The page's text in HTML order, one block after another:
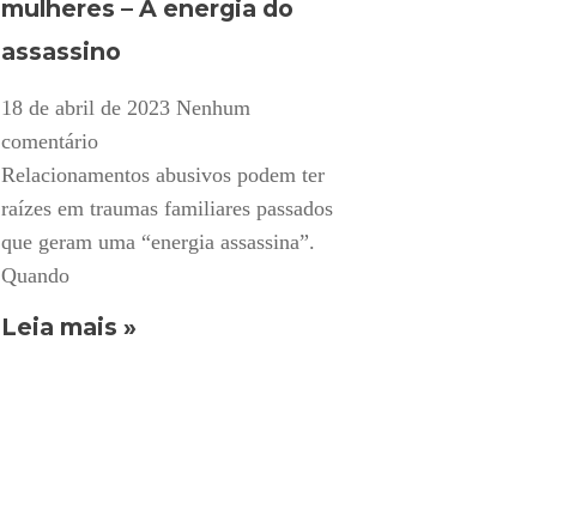
mulheres – A energia do
assassino
18 de abril de 2023 Nenhum
comentário
Relacionamentos abusivos podem ter
raízes em traumas familiares passados
que geram uma “energia assassina”.
Quando
Leia mais »